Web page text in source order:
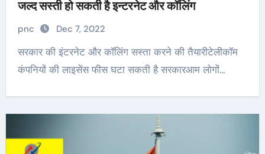
जल्द सस्ती हो सकती है इन्टरनेट और कॉलिंग
pnc Dec 7, 2022
सरकार की इंटरनेट और कॉलिंग सस्ता करने की तैयारीटेलीकॉम
कंपनियों की लाइसेंस फीस घटा सकती है सरकारआम लोगों…